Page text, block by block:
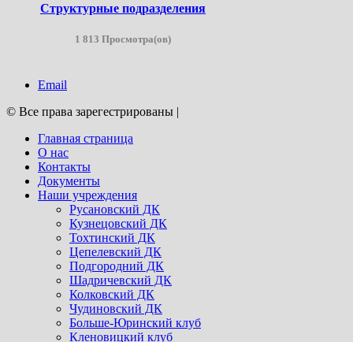
Структурные подразделения
1 813 Просмотра(ов)
Email
© Все права зарегестрированы |
Главная страница
О нас
Контакты
Документы
Наши учреждения
Русановский ДК
Кузнецовский ДК
Тохтинский ДК
Цепелевский ДК
Подгородний ДК
Шадричевский ДК
Колковский ДК
Чудиновский ДК
Больше-Юринский клуб
Кленовицкий клуб